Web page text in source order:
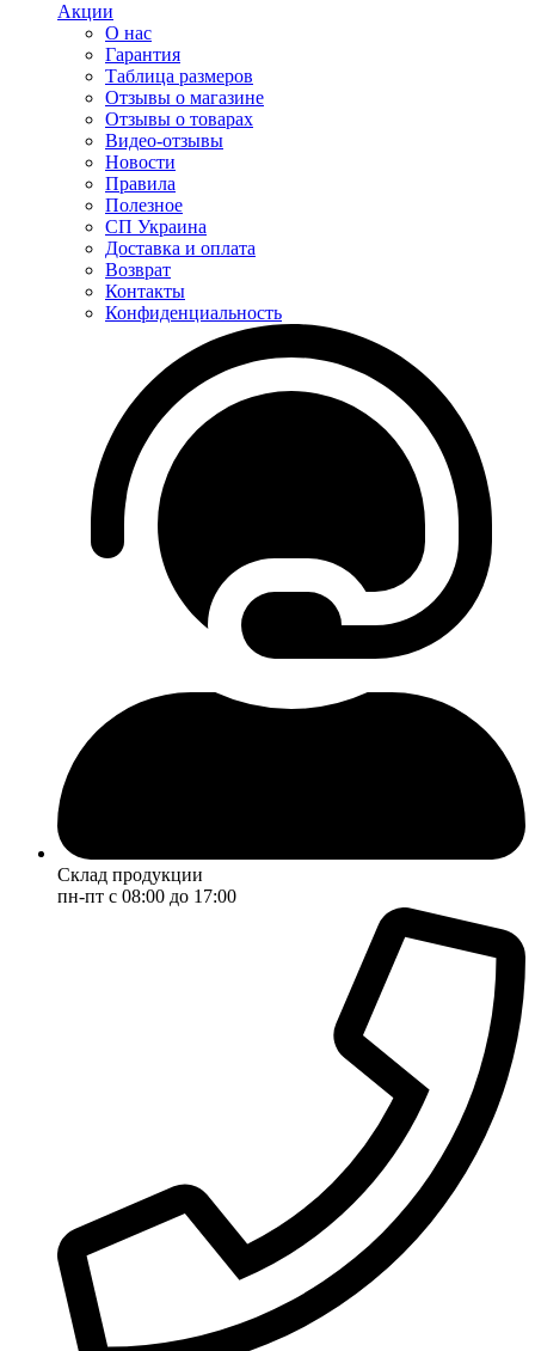
Акции
О нас
Гарантия
Таблица размеров
Отзывы о магазине
Отзывы о товарах
Видео-отзывы
Новости
Правила
Полезное
СП Украина
Доставка и оплата
Возврат
Контакты
Конфиденциальность
Склад продукции
пн-пт с 08:00 до 17:00